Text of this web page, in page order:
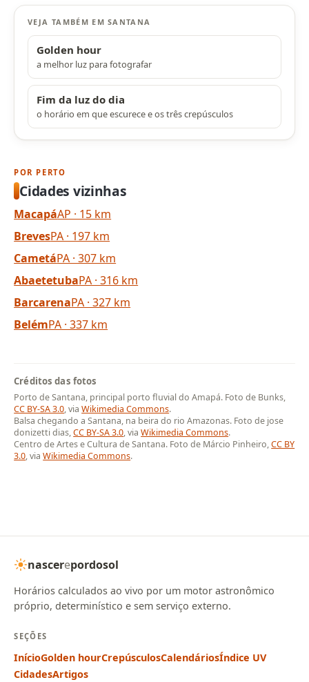
VEJA TAMBÉM EM SANTANA
Golden hour
a melhor luz para fotografar
Fim da luz do dia
o horário em que escurece e os três crepúsculos
POR PERTO
Cidades vizinhas
MacapáAP · 15 km
BrevesPA · 197 km
CametáPA · 307 km
AbaetetubaPA · 316 km
BarcarenaPA · 327 km
BelémPA · 337 km
Créditos das fotos
Porto de Santana, principal porto fluvial do Amapá. Foto de Bunks,
CC BY-SA 3.0, viaWikimedia Commons.
Balsa chegando a Santana, na beira do rio Amazonas. Foto de jose
donizetti dias,CC BY-SA 3.0, viaWikimedia Commons.
Centro de Artes e Cultura de Santana. Foto de Márcio Pinheiro,CC BY
3.0, viaWikimedia Commons.
nascerepordosol
Horários calculados ao vivo por um motor astronômico
próprio, determinístico e sem serviço externo.
SEÇÕES
InícioGolden hourCrepúsculosCalendáriosÍndice UV
CidadesArtigos